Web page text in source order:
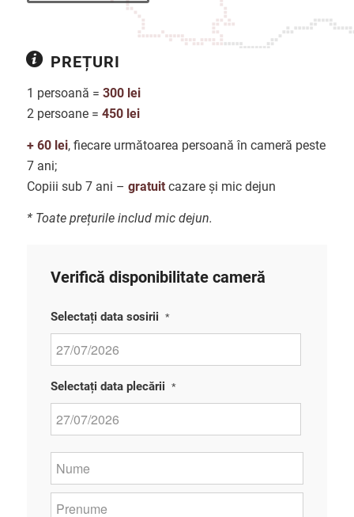
PREȚURI
1 persoană = 300 lei
2 persoane = 450 lei
+ 60 lei, fiecare următoarea persoană în cameră peste
7 ani;
Copiii sub 7 ani – gratuitcazare și mic dejun
* Toate prețurile includ mic dejun.
Verifică disponibilitate cameră
Selectați data sosirii *
slash
MM
slash
YYYY
Selectați data plecării *
slash
MM
slash
Nume
si
Prenume* *
First